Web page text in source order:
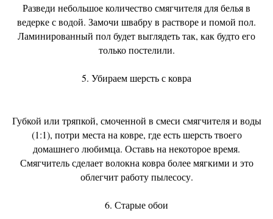
Разведи небольшое количество смягчителя для белья в
ведерке с водой. Замочи швабру в растворе и помой пол.
Ламинированный пол будет выглядеть так, как будто его
только постелили.
5. Убираем шерсть с ковра
Губкой или тряпкой, смоченной в смеси смягчителя и воды
(1:1), потри места на ковре, где есть шерсть твоего
домашнего любимца. Оставь на некоторое время.
Смягчитель сделает волокна ковра более мягкими и это
облегчит работу пылесосу.
6. Старые обои